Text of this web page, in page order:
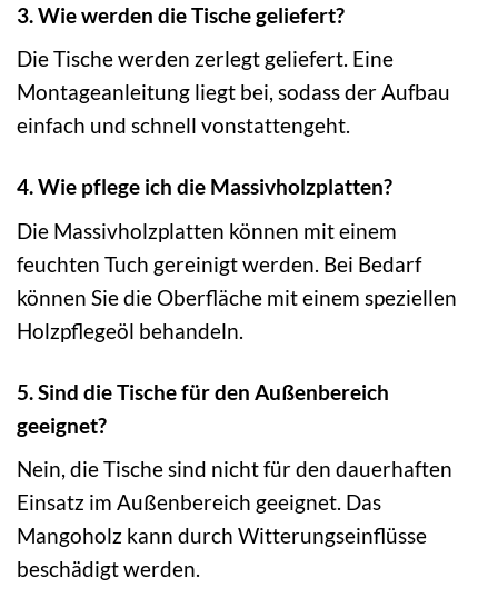
3. Wie werden die Tische geliefert?
Die Tische werden zerlegt geliefert. Eine
Montageanleitung liegt bei, sodass der Aufbau
einfach und schnell vonstattengeht.
4. Wie pflege ich die Massivholzplatten?
Die Massivholzplatten können mit einem
feuchten Tuch gereinigt werden. Bei Bedarf
können Sie die Oberfläche mit einem speziellen
Holzpflegeöl behandeln.
5. Sind die Tische für den Außenbereich
geeignet?
Nein, die Tische sind nicht für den dauerhaften
Einsatz im Außenbereich geeignet. Das
Mangoholz kann durch Witterungseinflüsse
beschädigt werden.